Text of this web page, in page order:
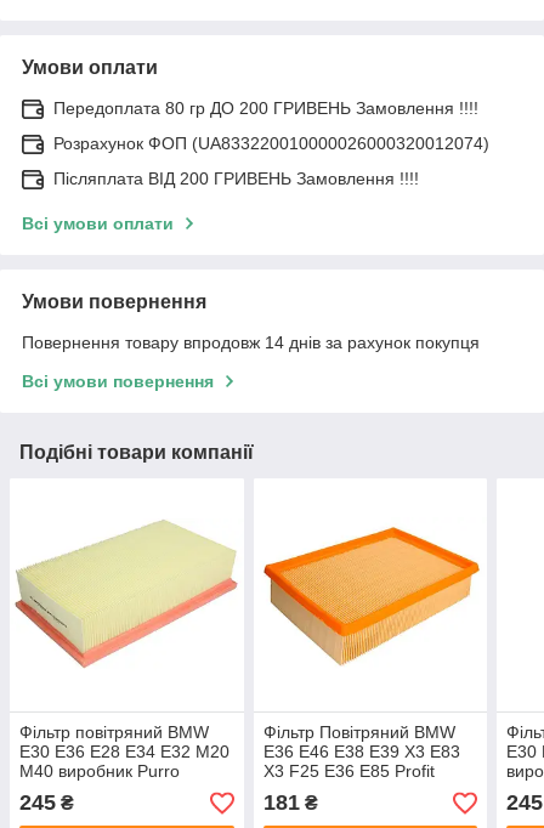
Умови оплати
Передоплата 80 гр ДО 200 ГРИВЕНЬ Замовлення !!!!
Розрахунок ФОП (UA833220010000026000320012074)
Післяплата ВІД 200 ГРИВЕНЬ Замовлення !!!!
Всі умови оплати
Умови повернення
Повернення товару впродовж 14 днів за рахунок покупця
Всі умови повернення
Подібні товари компанії
Фільтр повітряний BMW
E30 E36 E28 E34 E32 M20
M40 виробник Purro
Польща
245 ₴
Фільтр Повітряний BMW
E36 E46 E38 E39 X3 E83
X3 F25 E36 E85 Profit
ЧЕХІЯ
181₴
E30
245